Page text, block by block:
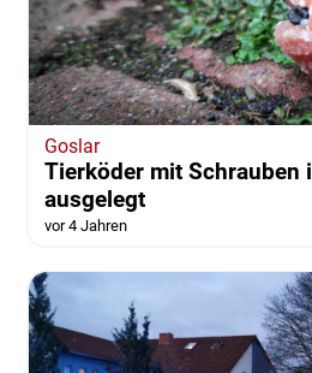
Goslar
Tierköder mit Schrauben
ausgelegt
vor 4 Jahren